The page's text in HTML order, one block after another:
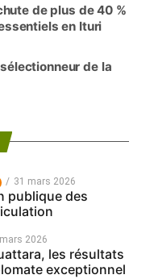
de plus de 40 %
en Ituri
de la
31 mars 2026
publique des
2026
les résultats
exceptionnel